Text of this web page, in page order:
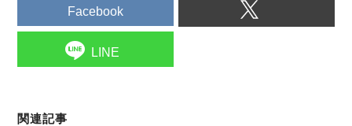
Facebook
LINE
関連記事